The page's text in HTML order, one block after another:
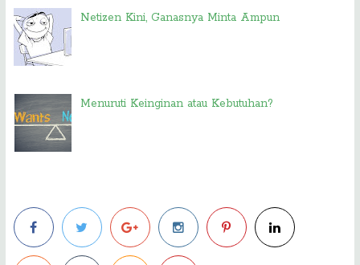
Netizen Kini, Ganasnya Minta Ampun
Menuruti Keinginan atau Kebutuhan?